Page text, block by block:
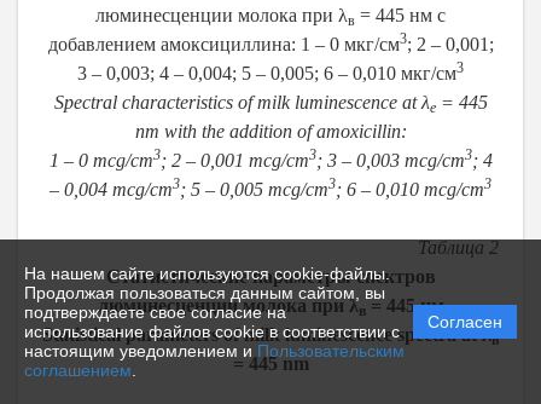
На нашем сайте используются cookie-файлы.
Продолжая пользоваться данным сайтом, вы
подтверждаете свое согласие на
использование файлов cookie в соответствии с
настоящим уведомлением и Пользовательским
соглашением
Согласен
люминесценции молока при λв = 445 нм с
добавлением амоксициллина: 1 – 0 мкг/см3; 2 – 0,001;
3 – 0,003; 4 – 0,004; 5 – 0,005; 6 – 0,010 мкг/см3
Spectralcharacteristics of milk luminescence at λe= 445
nm with the addition of amoxicillin:
1 – 0 mcg/cm3; 2 – 0,001 mcg/cm3; 3 – 0,003 mcg/cm3; 4
– 0,004 mcg/cm3; 5 – 0,005 mcg/cm3; 6 – 0,010 mcg/cm3
Таблица 2
Статистические параметры спектров
люминесценции молока при λв= 445 нм
Statisticalparameters of milk luminescence spectra at λв
= 445 nm